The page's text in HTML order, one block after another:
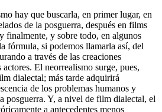
hay que buscarla, en primer lugar, en
de la posguerra, después en films
finalmente, y sobre todo, en algunos
fórmula, si podemos llamarla así, del
a través de las creaciones
El neorrealismo surge, pues,
dialectal; más tarde adquirirá
de los problemas humanos y
posguerra. Y, a nivel de film dialectal, el
a antecedentes menos